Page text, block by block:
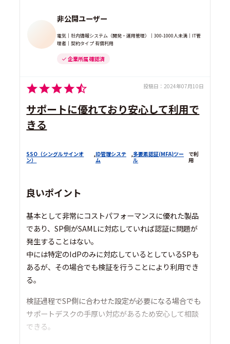
非公開ユーザー
電気｜社内情報システム（開発・運用管理）｜300-1000人未満｜IT管
理者｜契約タイプ 有償利用
企業所属 確認済
投稿日： 2024年07月10日
サポートに優れており安心して利用で
きる
SSO（シングルサインオ
ン）
,ID管理システ
ム
,多要素認証(MFA)ツー
ル
で利
用
良いポイント
基本として非常にコストパフォーマンスに優れた製品
であり、SP側がSAMLに対応していれば認証に問題が
発生することはない。
中には特定のIdPのみに対応しているとしているSPも
あるが、その場合でも検証を行うことにより利用でき
る。
検証過程でSP側に合わせた設定が必要になる場合でも
サポートデスクの手厚い対応があるため安心して相談
できる。